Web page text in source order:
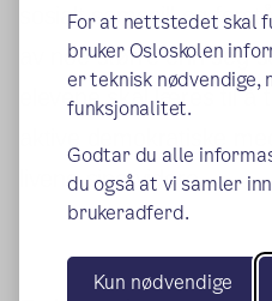
For at nettstedet skal
bruker Osloskolen
er teknisk nødvendige,
funksjonalitet.
Godtar du alle
du også at vi samler
brukeradferd.
Kun nødvendige
sosialt samspill og
av noe større enn seg
elevene skal læres til å
livene sine videre.